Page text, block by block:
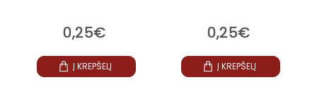
0,25€
Į KREPŠELĮ
0,25€
Į KREPŠELĮ